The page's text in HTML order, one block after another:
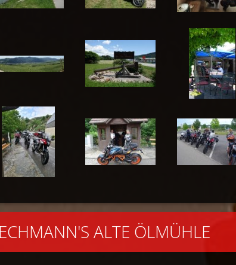
ALTE ÖLMÜHLE